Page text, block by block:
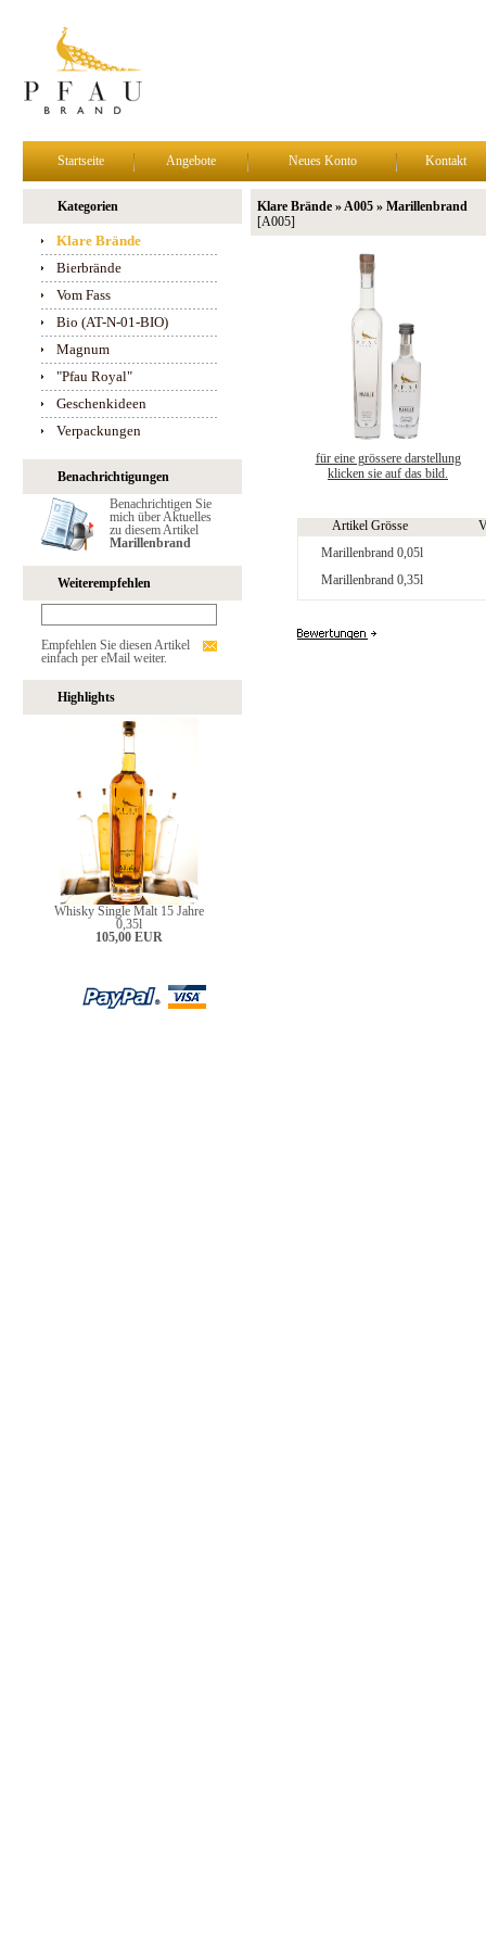
Startseite Angebote Neues Konto Kontakt
Kategorien
Klare Brände
Bierbrände
Vom Fass
Bio (AT-N-01-BIO)
Magnum
"Pfau Royal"
Geschenkideen
Verpackungen
Benachrichtigungen
Benachrichtigen Sie
mich über Aktuelles
zu diesem Artikel
Marillenbrand
Weiterempfehlen
Empfehlen Sie diesen Artikel
einfach per eMail weiter.
Highlights
Whisky Single Malt 15 Jahre
0,35l
105,00 EUR
Klare Brände » A005 » Marillenbrand
[A005]
für eine grössere darstellung
klicken sie auf das bild.
Artikel Grösse
Marillenbrand 0,05l
Marillenbrand 0,35l